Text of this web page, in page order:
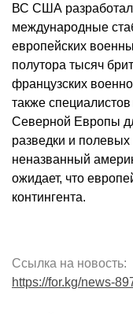
ВС США
международные
европейских
полутора тысяч
французских
также
Северной Европы
разведки и полевых
неназванный
ожидает, что
контингента.
Ссылка на новость:
https://for.kg/news-